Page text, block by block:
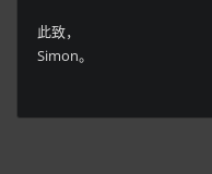
此致，
Simon。